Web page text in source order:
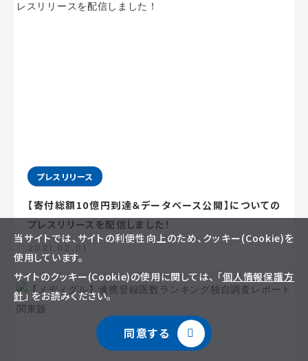
プレスリリース
【寄付総額10億円到達＆データベース公開】についての
プレスリリースを配信しました！
当サイトでは、サイトの利便性向上のため、クッキー(Cookie)を
使用しています。
サイトのクッキー(Cookie)の使用に関しては、 「個人情報保護方
針」 をお読みください。
同意する